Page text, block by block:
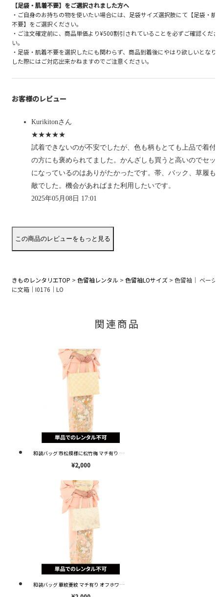
【足袋・肌着不要】をご選択されました方へ
・ご自身のお持ちの物を使いたい場合には、足袋サイズ選択肢にて【足袋・肌
不要】をご選択ください。
・ご注文確定前に、商品単価より¥500割引されていることを必ずご確認くださ
い。
・足袋・肌着不要を選択したにも関わらず、商品到着後にやはり欲しいとなり
した際にはご対応出来かねますのでご注意ください。
お客様のレビュー
Kurikitonさん
★★★★★
試着できないのが不安でしたが、色も柄もとても上品で着付
の方にも褒められてました。かんざしも買うと高いのでセッ
になっているのはありがたかったです。帯、バック、草履も
敵でした。機会があればまた利用したいです。
2025年05月08日 17:01
きものレンタリエTOP > 色留袖レンタル > 色留袖LOサイズ > 色留袖｜ ベージ
に文箱｜I0176｜LO
関連商品
和装バッグ 市松模様に松竹梅 マチ有り イエローゴールド G0002 ※単品レンタル不可※
¥2,000
和装バッグ 華紋菱紋 マチ有り オフホワイト G0003 ※単品レンタル不可※